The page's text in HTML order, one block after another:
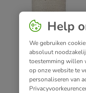
Help
We gebruiken
absoluut
toestemming willen
op onze website te
personaliseren van